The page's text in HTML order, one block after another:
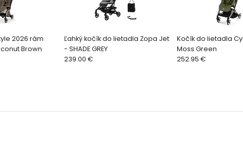
2026 rám
Brown
Ľahký kočík do lietadla Zopa Jet
- SHADE GREY
239.00 €
Kočík do lietadla
Moss Green
252.95 €